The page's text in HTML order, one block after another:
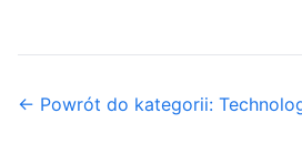
← Powrót do kategorii: